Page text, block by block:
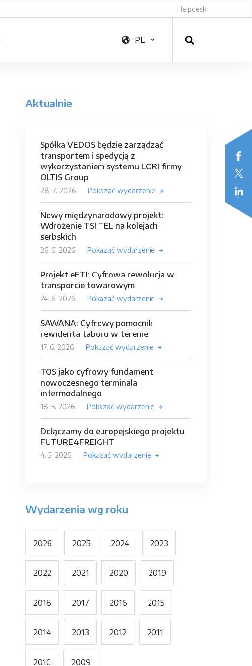
Helpdesk
PL
Aktualnie
Spółka VEDOS będzie zarządzać
transportem i spedycją z
wykorzystaniem systemu LORI firmy
OLTIS Group
28. 7. 2026 Pokazać wydarzenie
Nowy międzynarodowy projekt:
Wdrożenie TSI TEL na kolejach
serbskich
26. 6. 2026 Pokazać wydarzenie
Projekt eFTI: Cyfrowa rewolucja w
transporcie towarowym
24. 6. 2026 Pokazać wydarzenie
SAWANA: Cyfrowy pomocnik
rewidenta taboru w terenie
17. 6. 2026 Pokazać wydarzenie
TOS jako cyfrowy fundament
nowoczesnego terminala
intermodalnego
18. 5. 2026 Pokazać wydarzenie
Dołączamy do europejskiego projektu
FUTURE4FREIGHT
4. 5. 2026 Pokazać wydarzenie
Wydarzenia wg roku
2026 2025 2024 2023
2022 2021 2020 2019
2018 2017 2016 2015
2014 2013 2012 2011
2010 2009